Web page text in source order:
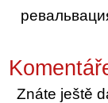
Znáte ještě